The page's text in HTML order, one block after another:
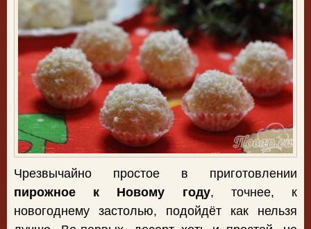
Чрезвычайно простое в приготовлении
пирожное к Новому году, точнее, к
новогоднему застолью, подойдёт как нельзя